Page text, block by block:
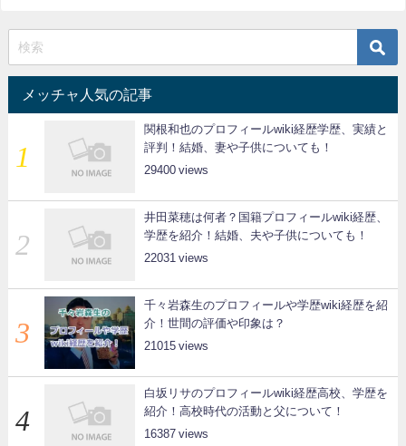
メッチャ人気の記事
関根和也のプロフィールwiki経歴学歴、実績と
評判！結婚、妻や子供についても！
29400
井田菜穂は何者？国籍プロフィールwiki経歴、
学歴を紹介！結婚、夫や子供についても！
22031
千々岩森生のプロフィールや学歴wiki経歴を紹
介！世間の評価や印象は？
21015
白坂リサのプロフィールwiki経歴高校、学歴を
紹介！高校時代の活動と父について！
16387